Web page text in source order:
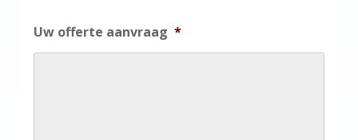
Uw offerte aanvraag *